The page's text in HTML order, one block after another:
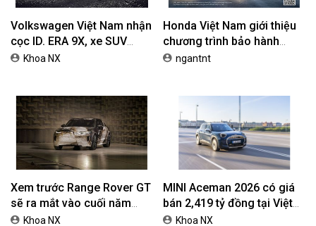
Volkswagen Việt Nam nhận
cọc ID. ERA 9X, xe SUV
EREV dự kiến giá dưới 3 tỷ
Khoa NX
Honda Việt Nam giới thiệu
chương trình bảo hành
chính hãng lên tới 10 năm
ngantnt
Xem trước Range Rover GT
sẽ ra mắt vào cuối năm
2026Khoa NX
MINI Aceman 2026 có giá
bán 2,419 tỷ đồng tại Việt
NamKhoa NX